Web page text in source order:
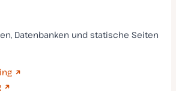
Datenbanken und statische Seiten